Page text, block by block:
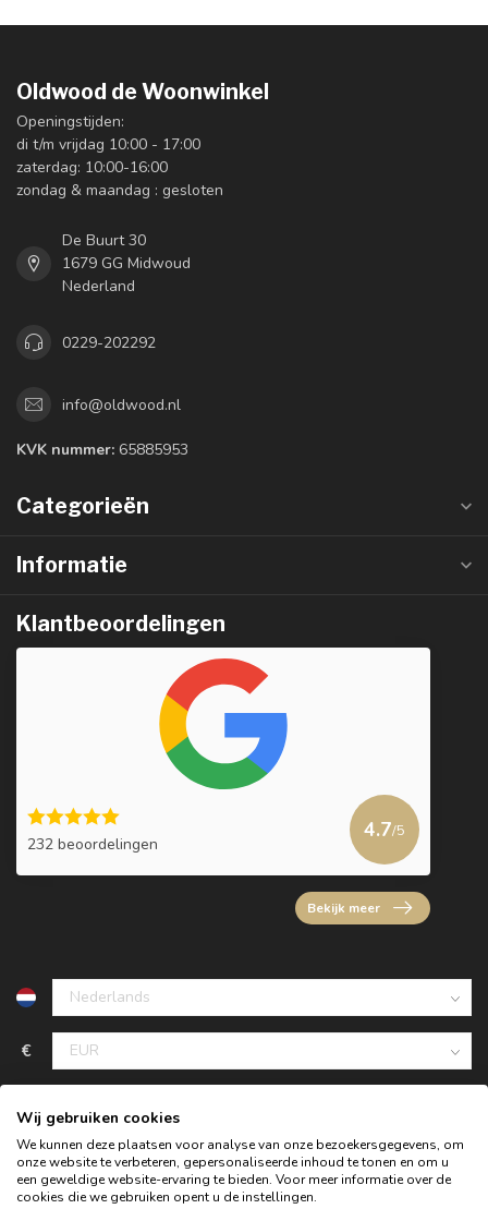
Oldwood de Woonwinkel
Openingstijden:
di t/m vrijdag 10:00 - 17:00
zaterdag: 10:00-16:00
zondag & maandag : gesloten
De Buurt 30
1679 GG Midwoud
Nederland
0229-202292
info@oldwood.nl
KVK nummer: 65885953
Categorieën
Informatie
Klantbeoordelingen
232 beoordelingen
4.7/5
Bekijk meer
€
Wij gebruiken cookies
We kunnen deze plaatsen voor analyse van onze bezoekersgegevens, om
onze website te verbeteren, gepersonaliseerde inhoud te tonen en om u
een geweldige website-ervaring te bieden. Voor meer informatie over de
cookies die we gebruiken opent u de instellingen.